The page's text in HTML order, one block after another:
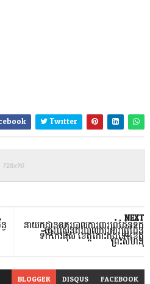
Twitter
NEXT
នាយកដ្ឋាននគរបាលការពារព្រំដែនទឹក
ផ្ទេរប៉ុស្ត៍នគរបាលការពារព្រំដែន
ទឹកកែវផុស ខេត្តកោះកុងទៅខេត្ត
ព្រះសីហនុ
BLOGGER DISQUS FACEBOOK